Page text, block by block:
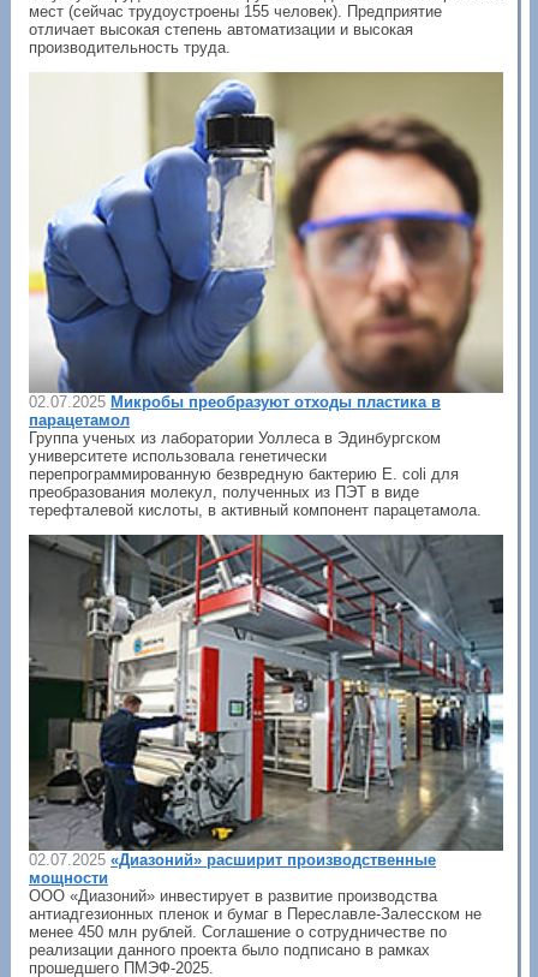
мест (сейчас трудоустроены 155 человек). Предприятие
отличает высокая степень автоматизации и высокая
производительность труда.
02.07.2025 Микробы преобразуют отходы пластика в
парацетамол
Группа ученых из лаборатории Уоллеса в Эдинбургском
университете использовала генетически
перепрограммированную безвредную бактерию E. coli для
преобразования молекул, полученных из ПЭТ в виде
терефталевой кислоты, в активный компонент парацетамола.
02.07.2025 «Диазоний» расширит производственные
мощности
ООО «Диазоний» инвестирует в развитие производства
антиадгезионных пленок и бумаг в Переславле-Залесском не
менее 450 млн рублей. Соглашение о сотрудничестве по
реализации данного проекта было подписано в рамках
прошедшего ПМЭФ-2025.